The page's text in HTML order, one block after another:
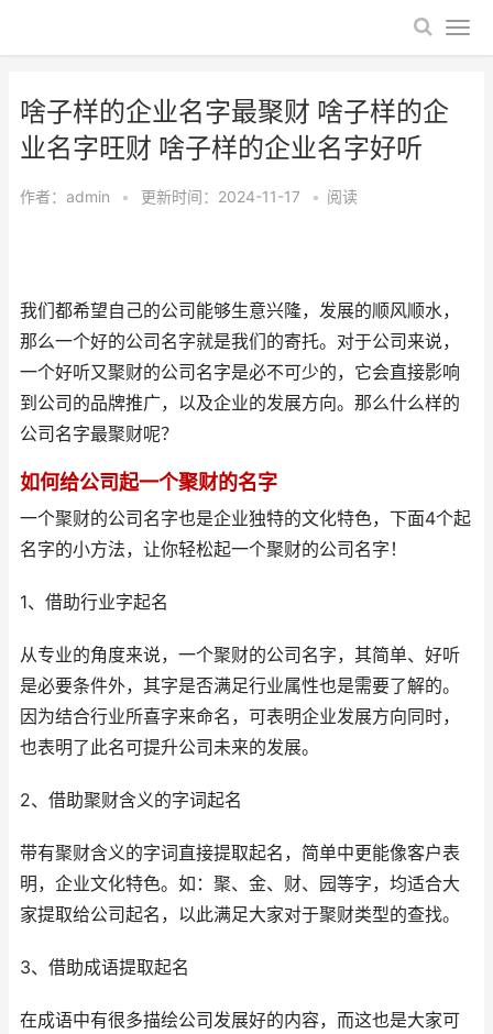
啥子样的企业名字最聚财 啥子样的企
业名字旺财 啥子样的企业名字好听
作者： admin • 更新时间：2024-11-17 • 阅读
我们都希望自己的公司能够生意兴隆，发展的顺风顺水，
那么一个好的公司名字就是我们的寄托。对于公司来说，
一个好听又聚财的公司名字是必不可少的，它会直接影响
到公司的品牌推广，以及企业的发展方向。那么什么样的
公司名字最聚财呢？
如何给公司起一个聚财的名字
一个聚财的公司名字也是企业独特的文化特色，下面4个起
名字的小方法，让你轻松起一个聚财的公司名字！
1、借助行业字起名
从专业的角度来说，一个聚财的公司名字，其简单、好听
是必要条件外，其字是否满足行业属性也是需要了解的。
因为结合行业所喜字来命名，可表明企业发展方向同时，
也表明了此名可提升公司未来的发展。
2、借助聚财含义的字词起名
带有聚财含义的字词直接提取起名，简单中更能像客户表
明，企业文化特色。如：聚、金、财、园等字，均适合大
家提取给公司起名，以此满足大家对于聚财类型的查找。
3、借助成语提取起名
在成语中有很多描绘公司发展好的内容，而这也是大家可